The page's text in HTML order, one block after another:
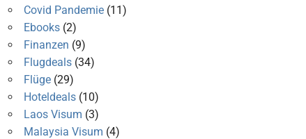
Covid Pandemie(11)
Ebooks(2)
Finanzen (9)
Flugdeals(34)
Flüge(29)
Hoteldeals(10)
Laos Visum (3)
Malaysia Visum (4)